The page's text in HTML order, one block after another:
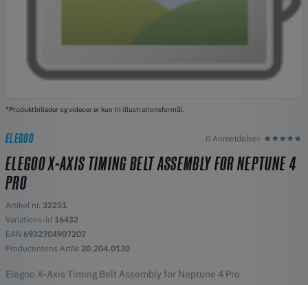
*Produktbilleder og videoer er kun til illustrationsformål.
ELEGOO 0 Anmeldelser
ELEGOO X-AXIS TIMING BELT ASSEMBLY FOR NEPTUNE 4
PRO
Artikel nr. 32251
Variations-id 16432
EAN 6932704907207
Producentens ArtNr 20.204.0130
Elegoo X-Axis Timing Belt Assembly for Neptune 4 Pro